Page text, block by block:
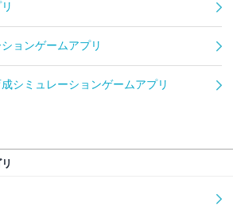
ョンゲームアプリ
シミュレーションゲームアプリ